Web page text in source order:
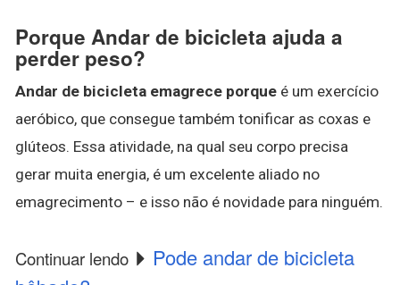
Porque Andar de bicicleta ajuda a
perder peso?
Andar de bicicleta emagrece porque é um exercício
aeróbico, que consegue também tonificar as coxas e
glúteos. Essa atividade, na qual seu corpo precisa
gerar muita energia, é um excelente aliado no
emagrecimento – e isso não é novidade para ninguém.
Continuar lendo
Pode andar de bicicleta